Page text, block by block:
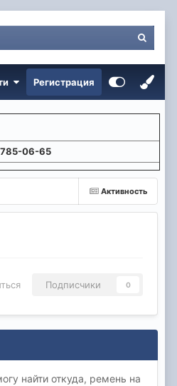
Регистрация
785-06-65
Активность
Подписчики 0
найти откуда, ремень на